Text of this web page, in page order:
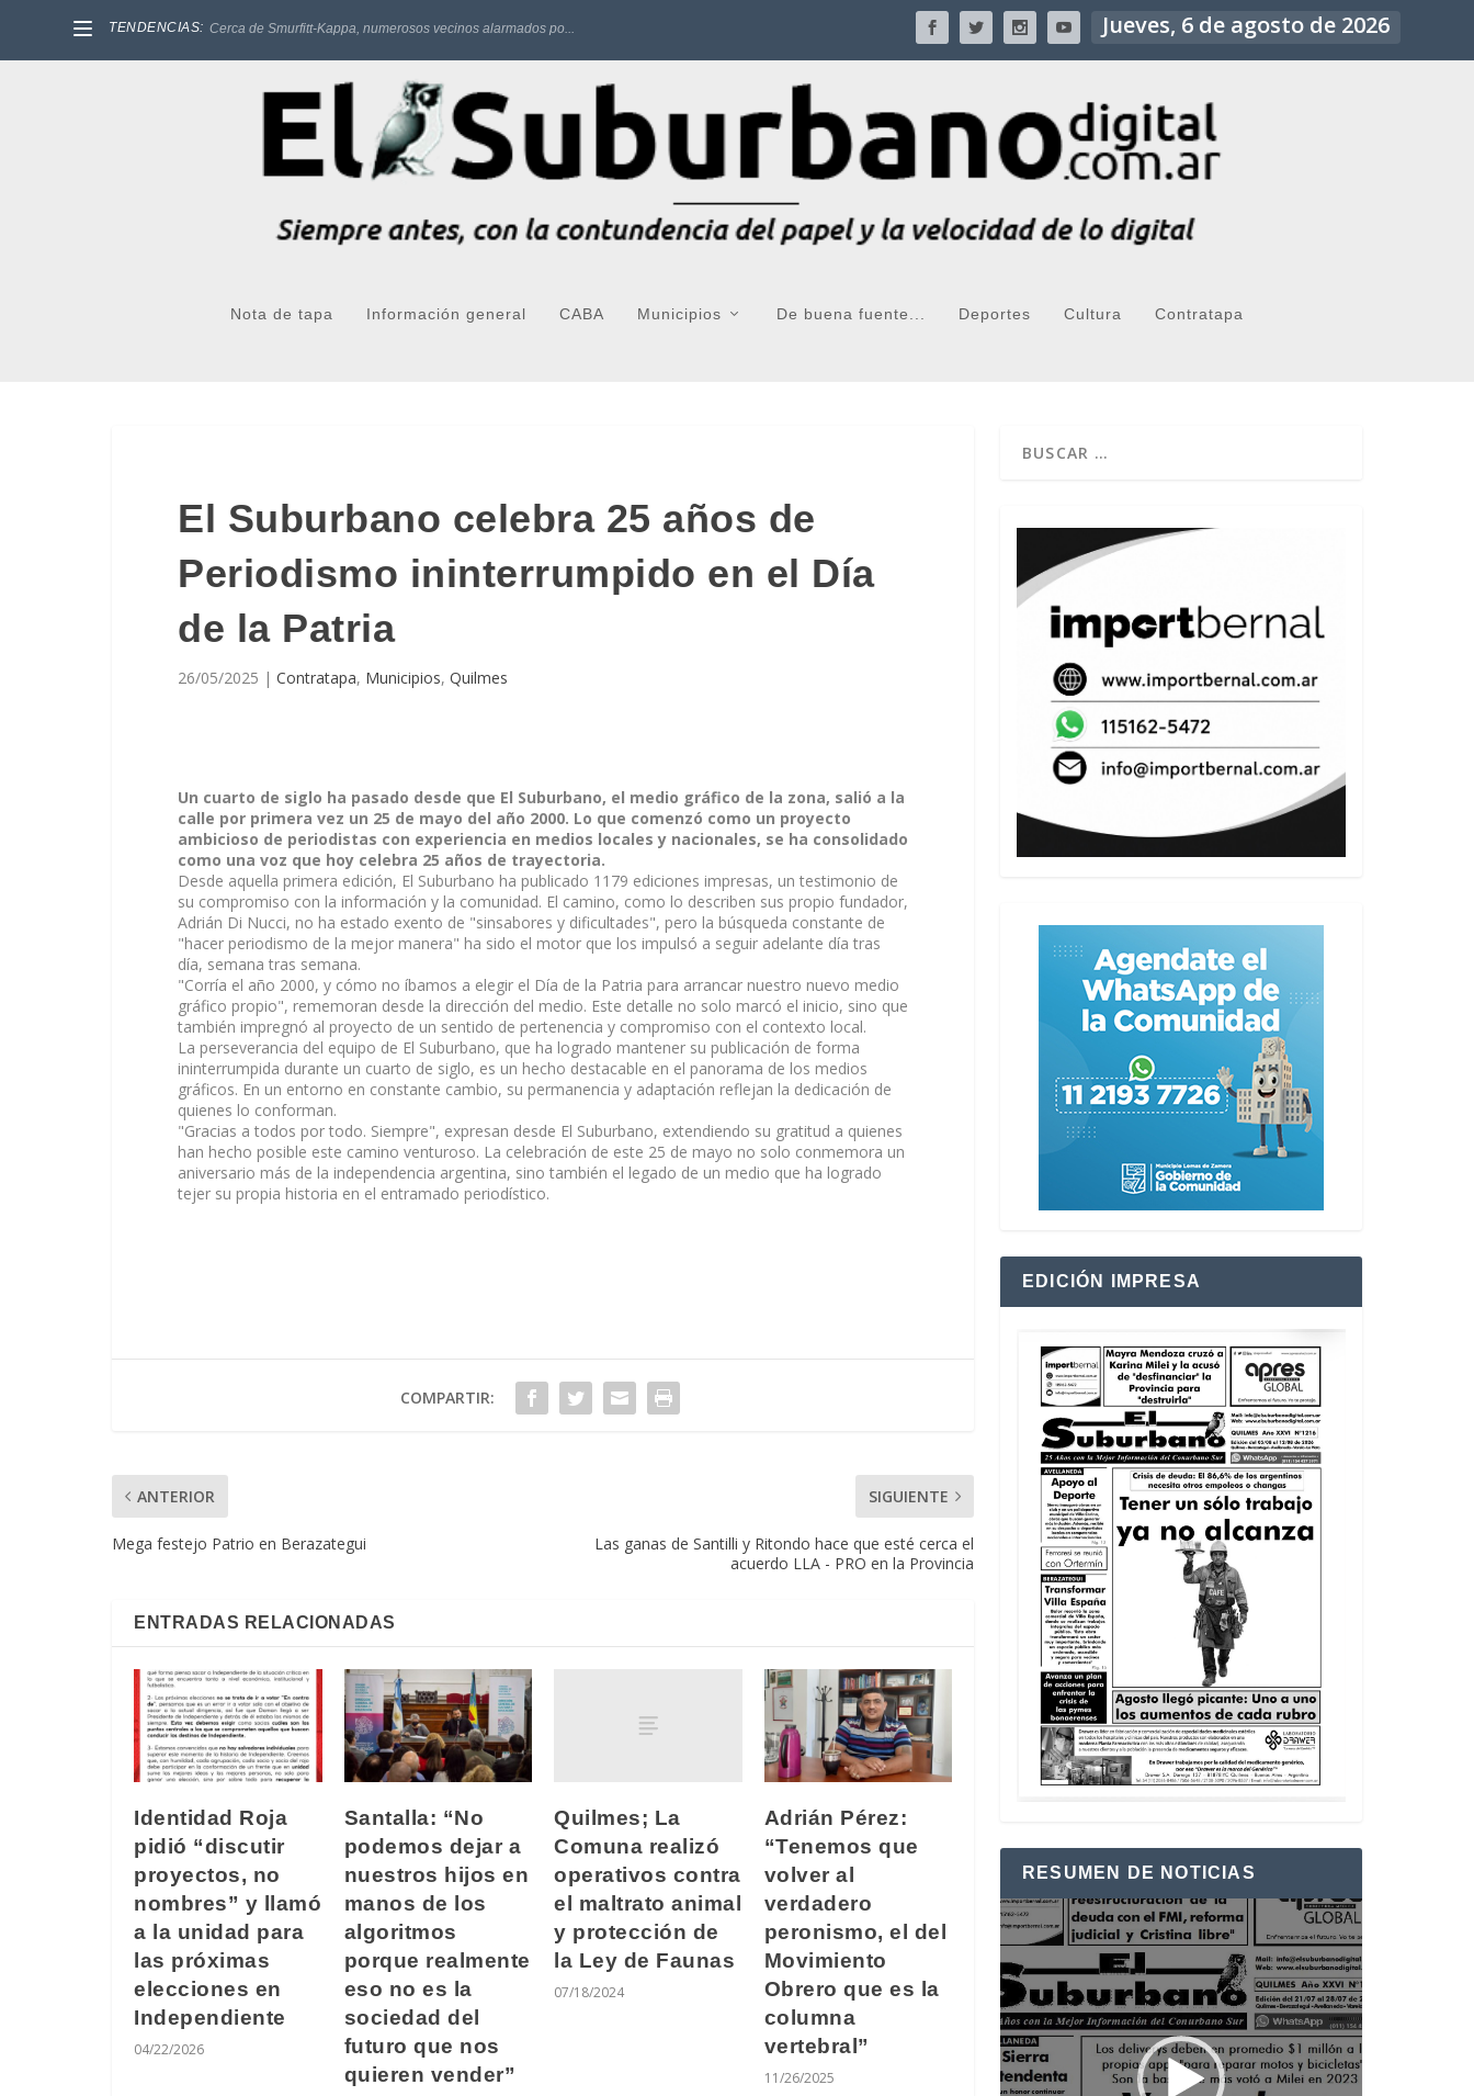
TENDENCIAS: Cerca de Smurfitt-Kappa, numerosos vecinos alarmados po... Jueves, 6 de agosto de 2026
Nota de tapa Información general CABA Municipios De buena fuente... Deportes Cultura Contratapa
El Suburbano celebra 25 años de
Periodismo ininterrumpido en el Día
de la Patria
26/05/2025 | Contratapa, Municipios, Quilmes
Un cuarto de siglo ha pasado desde que El Suburbano, el medio gráfico de la zona, salió a la
calle por primera vez un 25 de mayo del año 2000. Lo que comenzó como un proyecto
ambicioso de periodistas con experiencia en medios locales y nacionales, se ha consolidado
como una voz que hoy celebra 25 años de trayectoria.
Desde aquella primera edición, El Suburbano ha publicado 1179 ediciones impresas, un testimonio de
su compromiso con la información y la comunidad. El camino, como lo describen sus propio fundador,
Adrián Di Nucci, no ha estado exento de "sinsabores y dificultades", pero la búsqueda constante de
"hacer periodismo de la mejor manera" ha sido el motor que los impulsó a seguir adelante día tras
día, semana tras semana.
"Corría el año 2000, y cómo no íbamos a elegir el Día de la Patria para arrancar nuestro nuevo medio
gráfico propio", rememoran desde la dirección del medio. Este detalle no solo marcó el inicio, sino que
también impregnó al proyecto de un sentido de pertenencia y compromiso con el contexto local.
La perseverancia del equipo de El Suburbano, que ha logrado mantener su publicación de forma
ininterrumpida durante un cuarto de siglo, es un hecho destacable en el panorama de los medios
gráficos. En un entorno en constante cambio, su permanencia y adaptación reflejan la dedicación de
quienes lo conforman.
"Gracias a todos por todo. Siempre", expresan desde El Suburbano, extendiendo su gratitud a quienes
han hecho posible este camino venturoso. La celebración de este 25 de mayo no solo conmemora un
aniversario más de la independencia argentina, sino también el legado de un medio que ha logrado
tejer su propia historia en el entramado periodístico.
COMPARTIR:
ANTERIOR
Mega festejo Patrio en Berazategui
SIGUIENTE
Las ganas de Santilli y Ritondo hace que esté cerca el
acuerdo LLA - PRO en la Provincia
ENTRADAS RELACIONADAS
Identidad Roja
pidió “discutir
proyectos, no
nombres” y llamó
a la unidad para
las próximas
elecciones en
Independiente
04/22/2026
Santalla: “No
podemos dejar a
nuestros hijos en
manos de los
algoritmos
porque realmente
eso no es la
sociedad del
futuro que nos
quieren vender”
Quilmes; La
Comuna realizó
operativos contra
el maltrato animal
y protección de
la Ley de Faunas
07/18/2024
Adrián Pérez:
“Tenemos que
volver al
verdadero
peronismo, el del
Movimiento
Obrero que es la
columna
vertebral”
11/26/2025
EDICIÓN IMPRESA
RESUMEN DE NOTICIAS
Reproductor
de
vídeo